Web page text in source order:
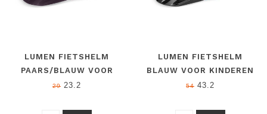
LUMEN FIETSHELM
PAARS/BLAUW VOOR
KINDEREN S (52 - 55 CM)
29 23.2
LUMEN FIETSHELM
BLAUW VOOR KINDEREN
S (52 - 55 CM)
54 43.2